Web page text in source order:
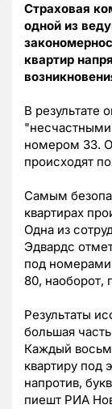
Страховая
одной из
квартир
В результате
номером 33.
происходят
Самым
квартирах
Одна из
Эдвардс
под номерами
80, наоборот,
Результаты
большая
Каждый
квартиру под
напротив,
пиешт РИА